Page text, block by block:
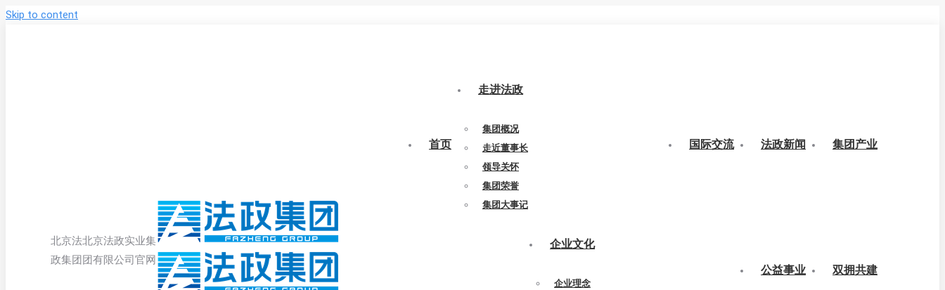
Skip to content
北京法
政集团
北京法政实业集
团有限公司官网
首页
走进法政
集团概况
走近董事长
领导关怀
集团荣誉
集团大事记
国际交流 法政新闻 集团产业
企业文化
企业理念
公益事业 双拥共建